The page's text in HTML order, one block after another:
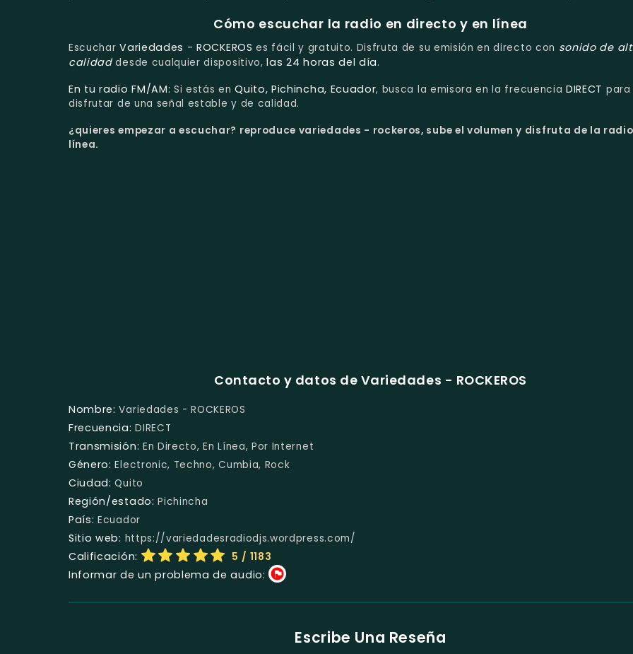
Cómo escuchar la radio en directo y en línea
EscucharVariedades - ROCKEROS es fácil y gratuito. Disfruta de su emisión en directo con sonido de
calidaddesde cualquier dispositivo,las 24 horas del día.
En tu radio FM/AM: Si estás enQuito, Pichincha, Ecuador, busca la emisora en la frecuenciaDIRECT para
disfrutar de una señal estable y de calidad.
¿quieres empezar a escuchar? reproduce variedades - rockeros, sube el volumen y disfruta de la
línea.
Contacto y datos de Variedades - ROCKEROS
Nombre: Variedades - ROCKEROS
Frecuencia: DIRECT
Transmisión: En Directo, En Línea, Por Internet
Género: Electronic, Techno, Cumbia, Rock
Ciudad: Quito
Región/estado: Pichincha
País: Ecuador
Sitio web: https://variedadesradiodjs.wordpress.com/
Calificación: 5 / 1183
Informar de un problema de audio:
Escribe Una Reseña